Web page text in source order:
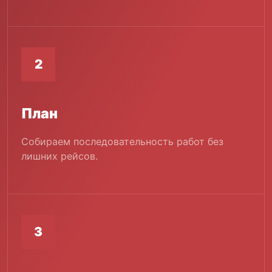
2
План
Собираем последовательность работ без
лишних рейсов.
3